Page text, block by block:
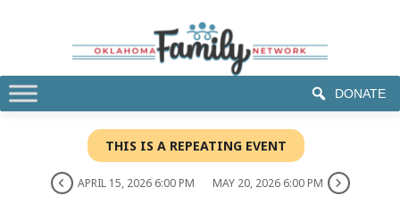
DONATE
THIS IS A REPEATING EVENT
APRIL 15, 2026 6:00 PM MAY 20, 2026 6:00 PM